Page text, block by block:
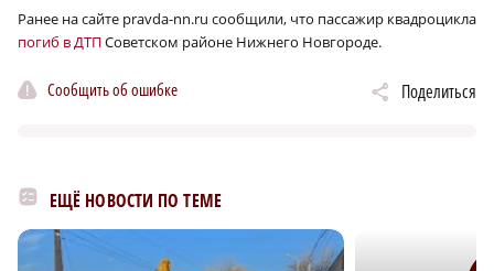
Ранее на сайте pravda-nn.ru сообщили, что пассажир квадроцикла
погиб в ДТПСоветском районе Нижнего Новгороде.
Сообщить об ошибке Поделиться
ЕЩЁ НОВОСТИ ПО ТЕМЕ